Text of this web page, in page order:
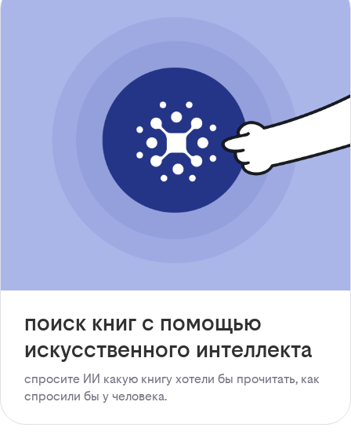
поиск книг с помощью
искусственного интеллекта
спросите ИИ какую книгу хотели бы прочитать, как
спросили бы у человека.